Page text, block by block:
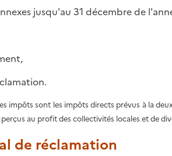
jusqu'au 31 décembre de
impôts sont les impôts directs prévus à la
au profit des collectivités locales et de
de réclamation